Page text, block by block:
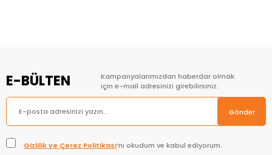
E-BÜLTEN
Kampanyalarımızdan haberdar olmak
için e-mail adresinizi girebilirsiniz.
Gönder
Gizlilik ve Çerez Politikası’nı okudum ve kabul ediyorum.